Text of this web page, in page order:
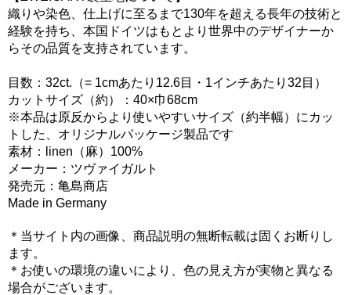
織りや染色、仕上げに至るまで130年を超える長年の技術と
経験を持ち、本国ドイツはもとより世界中のデザイナーか
らその品質を支持されています。
目数：32ct.（= 1cmあたり12.6目・1インチあたり32目）
カットサイズ（約）：40×巾68cm
※本品は原反からより使いやすいサイズ（約半幅）にカッ
トした、オリジナルパッケージ製品です
素材：linen（麻）100%
メーカー：ツヴァイガルト
発売元：亀島商店
Made in Germany
＊当サイト内の画像、商品説明の無断転載は固くお断りし
ます。
＊お使いの環境の違いにより、色の見え方が実物と異なる
場合がございます。